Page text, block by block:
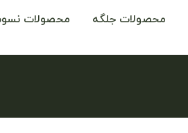
محصولات جلگه
محصولات